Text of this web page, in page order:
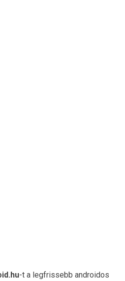
-t a legfrissebb androidos